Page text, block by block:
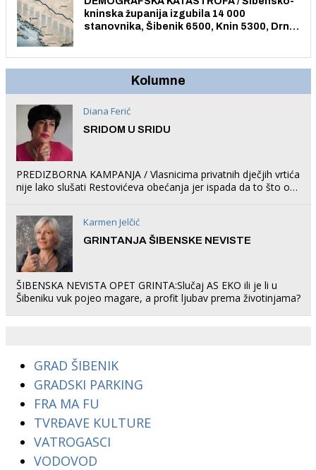
kninska županija izgubila 14 000
stanovnika, Šibenik 6500, Knin 5300, Drniš
Kolumne
Diana Ferić
SRIDOM U SRIDU
PREDIZBORNA KAMPANJA / Vlasnicima privatnih dječjih vrtića
nije lako slušati Restovićeva obećanja jer ispada da to što oni
Karmen Jelčić
GRINTANJA ŠIBENSKE NEVISTE
ŠIBENSKA NEVISTA OPET GRINTA:Slučaj AS EKO ili je li u
Šibeniku vuk pojeo magare, a profit ljubav prema životinjama?
GRAD ŠIBENIK
GRADSKI PARKING
FRA MA FU
TVRĐAVE KULTURE
VATROGASCI
VODOVOD